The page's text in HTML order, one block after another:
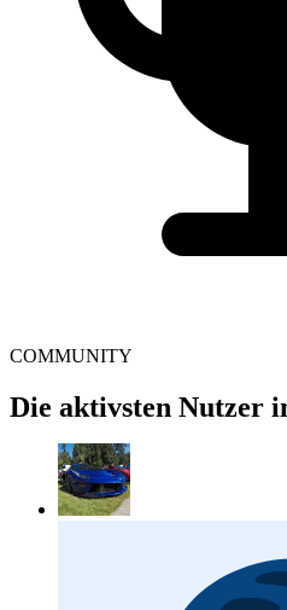
COMMUNITY
Die aktivsten Nutzer